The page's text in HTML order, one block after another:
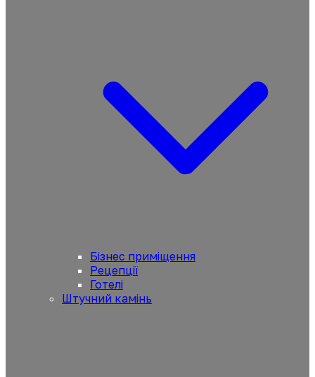
Бізнес приміщення
Рецепції
Готелі
Штучний камінь